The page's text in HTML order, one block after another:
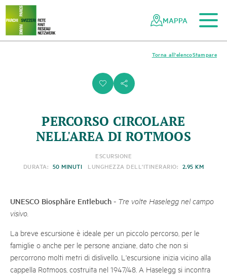
Navigazione
nella
rete
dei
Navigazione
rapida
Al contenuto principale
Alla navigazione mobile
Alla ricerca
Al piè di pagina
Alla mappa del sito
MAPPA
i s
Stampare
Torna all'elenco
PERCORSO CIRCOLARE
NELL'AREA DI ROTMOOS
ESCURSIONE
DURATA: 50 MINUTI LUNGHEZZA DELL'ITINERARIO: 2.95 KM
UNESCO Biosphäre Entlebuch - Tre volte Haselegg nel campo
visivo.
La breve escursione è ideale per un piccolo percorso, per le
famiglie o anche per le persone anziane, dato che non si
percorrono molti metri di dislivello. L'escursione inizia vicino alla
cappella Rotmoos, costruita nel 1947/48. A Haselegg si incontra